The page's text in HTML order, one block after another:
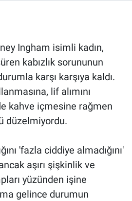
Ingham isimli kadın,
kabızlık sorununun
karşı karşıya kaldı.
lif alımını
kahve içmesine rağmen
düzelmiyordu.
'fazla ciddiye almadığını'
aşırı şişkinlik ve
yüzünden işine
gelince durumun